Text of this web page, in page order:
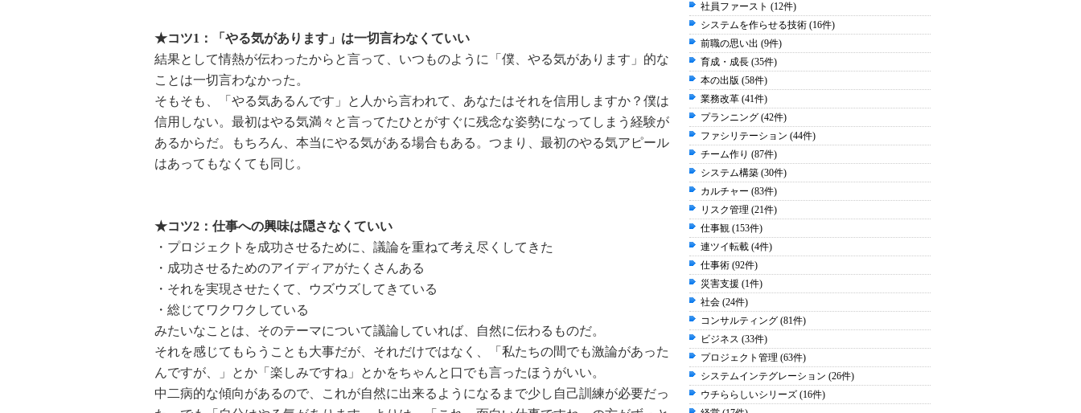
★コツ1：「やる気があります」は一切言わなくていい
結果として情熱が伝わったからと言って、いつものように「僕、やる気があります」的な
ことは一切言わなかった。
そもそも、「やる気あるんです」と人から言われて、あなたはそれを信用しますか？僕は
信用しない。最初はやる気満々と言ってたひとがすぐに残念な姿勢になってしまう経験が
あるからだ。もちろん、本当にやる気がある場合もある。つまり、最初のやる気アピール
はあってもなくても同じ。
★コツ2：仕事への興味は隠さなくていい
・プロジェクトを成功させるために、議論を重ねて考え尽くしてきた
・成功させるためのアイディアがたくさんある
・それを実現させたくて、ウズウズしてきている
・総じてワクワクしている
みたいなことは、そのテーマについて議論していれば、自然に伝わるものだ。
それを感じてもらうことも大事だが、それだけではなく、「私たちの間でも激論があった
んですが、」とか「楽しみですね」とかをちゃんと口でも言ったほうがいい。
中二病的な傾向があるので、これが自然に出来るようになるまで少し自己訓練が必要だっ
社員ファースト (12件)
システムを作らせる技術 (16件)
前職の思い出 (9件)
育成・成長 (35件)
本の出版 (58件)
業務改革 (41件)
プランニング (42件)
ファシリテーション (44件)
チーム作り (87件)
システム構築 (30件)
カルチャー (83件)
リスク管理 (21件)
仕事観 (153件)
連ツイ転載 (4件)
仕事術 (92件)
災害支援 (1件)
社会 (24件)
コンサルティング (81件)
ビジネス (33件)
プロジェクト管理 (63件)
システムインテグレーション (26件)
ウチららしいシリーズ (16件)